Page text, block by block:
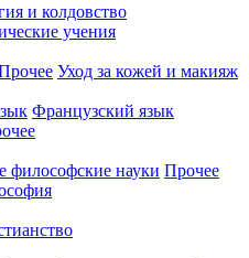
и колдовство
учения
Уход за кожей и макияж
Французский язык
философские науки Прочее